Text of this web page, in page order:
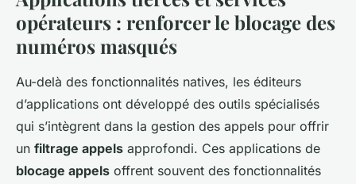
opérateurs : renforcer le blocage des
numéros masqués
Au-delà des fonctionnalités natives, les éditeurs
d’applications ont développé des outils spécialisés
qui s’intègrent dans la gestion des appels pour offrir
un filtrage appels approfondi. Ces applications de
blocage appels offrent souvent des fonctionnalités